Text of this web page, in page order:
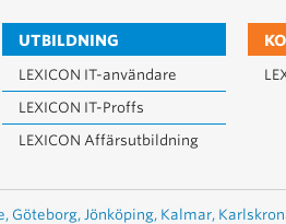
UTBILDNING
LEXICON IT-användare
LEXICON IT-Proffs
LEXICON Affärsutbildning
Göteborg, Jönköping, Kalmar,